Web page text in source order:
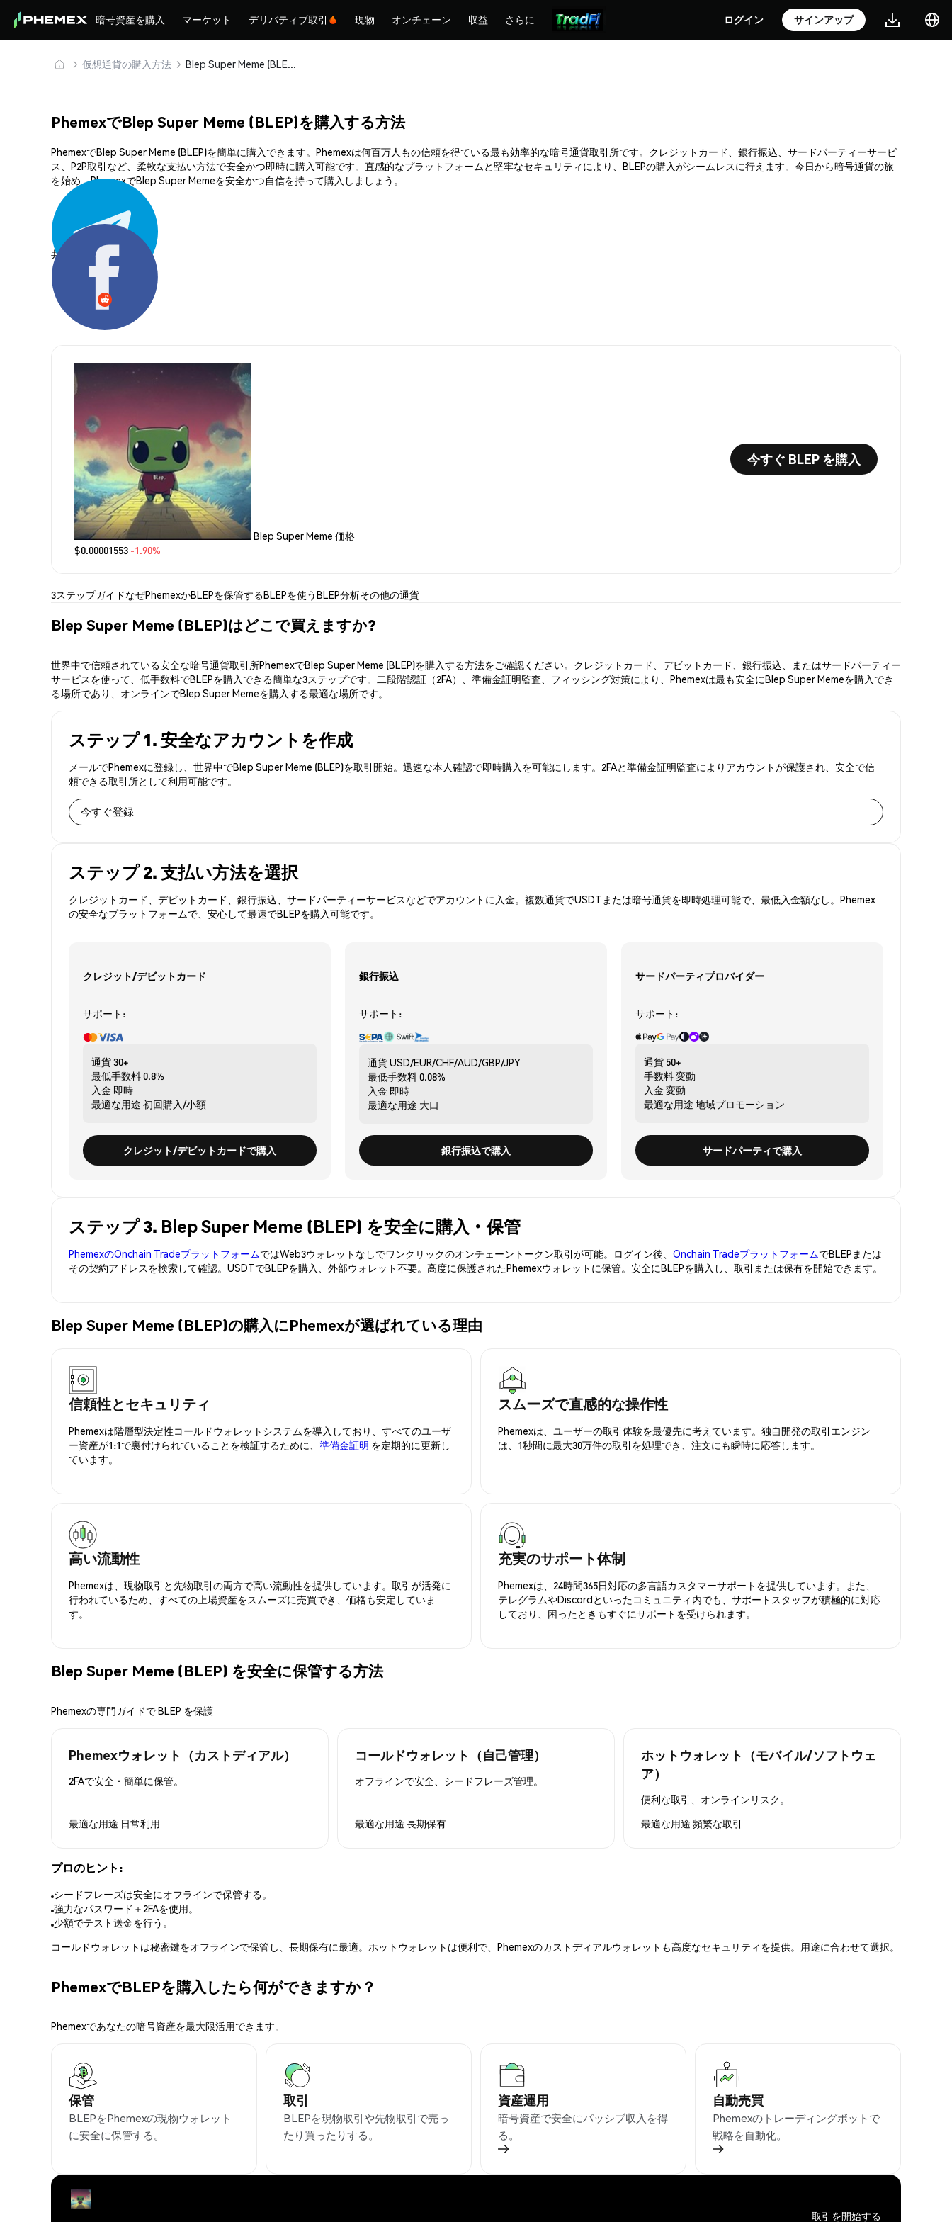
暗号資産を購入 マーケット デリバティブ取引 現物 オンチェーン 収益 さらに ログイン サインアップ
仮想通貨の購入方法 Blep Super Meme (BLEP) を安全に購入・保管
PhemexでBlep Super Meme (BLEP)を購入する方法
PhemexでBlep Super Meme (BLEP)を簡単に購入できます。Phemexは何百万人もの信頼を得ている最も効率的な暗号通貨取引所です。クレジットカード、銀行振込、サードパーティーサービ
ス、P2P取引など、柔軟な支払い方法で安全かつ即時に購入可能です。直感的なプラットフォームと堅牢なセキュリティにより、BLEPの購入がシームレスに行えます。今日から暗号通貨の旅
を始め、PhemexでBlep Super Memeを安全かつ自信を持って購入しましょう。
共有する:
Blep Super Meme 価格
$0.00001553 -1.90%
今すぐ BLEP を購入
3ステップガイドなぜPhemexかBLEPを保管するBLEPを使うBLEP分析その他の通貨
Blep Super Meme (BLEP)はどこで買えますか?
世界中で信頼されている安全な暗号通貨取引所PhemexでBlep Super Meme (BLEP)を購入する方法をご確認ください。クレジットカード、デビットカード、銀行振込、またはサードパーティー
サービスを使って、低手数料でBLEPを購入できる簡単な3ステップです。二段階認証（2FA）、準備金証明監査、フィッシング対策により、Phemexは最も安全にBlep Super Memeを購入でき
る場所であり、オンラインでBlep Super Memeを購入する最適な場所です。
ステップ 1. 安全なアカウントを作成
メールでPhemexに登録し、世界中でBlep Super Meme (BLEP)を取引開始。迅速な本人確認で即時購入を可能にします。2FAと準備金証明監査によりアカウントが保護され、安全で信
頼できる取引所として利用可能です。
今すぐ登録
ステップ 2. 支払い方法を選択
クレジットカード、デビットカード、銀行振込、サードパーティーサービスなどでアカウントに入金。複数通貨でUSDTまたは暗号通貨を即時処理可能で、最低入金額なし。Phemex
の安全なプラットフォームで、安心して最速でBLEPを購入可能です。
クレジット/デビットカード
サポート:
通貨30+
最低手数料0.8%
入金 即時
最適な用途 初回購入/小額
クレジット/デビットカードで購入
銀行振込
サポート:
通貨USD/EUR/CHF/AUD/GBP/JPY
最低手数料0.08%
入金 即時
最適な用途 大口
銀行振込で購入
サードパーティプロバイダー
サポート:
通貨 50+
手数料変動
入金 変動
最適な用途 地域プロモーション
サードパーティで購入
ステップ 3. Blep Super Meme (BLEP) を安全に購入・保管
PhemexのOnchain TradeプラットフォームではWeb3ウォレットなしでワンクリックのオンチェーントークン取引が可能。ログイン後、 Onchain TradeプラットフォームでBLEPまたは
その契約アドレスを検索して確認。USDTでBLEPを購入、外部ウォレット不要。高度に保護されたPhemexウォレットに保管。安全にBLEPを購入し、取引または保有を開始できます。
Blep Super Meme (BLEP)の購入にPhemexが選ばれている理由
信頼性とセキュリティ
Phemexは階層型決定性コールドウォレットシステムを導入しており、すべてのユーザ
ー資産が1:1で裏付けられていることを検証するために、 準備金証明 を定期的に更新し
ています。
スムーズで直感的な操作性
Phemexは、ユーザーの取引体験を最優先に考えています。独自開発の取引エンジン
は、1秒間に最大30万件の取引を処理でき、注文にも瞬時に応答します。
高い流動性
Phemexは、現物取引と先物取引の両方で高い流動性を提供しています。取引が活発に
行われているため、すべての上場資産をスムーズに売買でき、価格も安定していま
す。
充実のサポート体制
Phemexは、24時間365日対応の多言語カスタマーサポートを提供しています。また、
テレグラムやDiscordといったコミュニティ内でも、サポートスタッフが積極的に対応
しており、困ったときもすぐにサポートを受けられます。
Blep Super Meme (BLEP) を安全に保管する方法
Phemexの専門ガイドで BLEP を保護
Phemexウォレット（カストディアル）
2FAで安全・簡単に保管。
最適な用途 日常利用
コールドウォレット（自己管理）
オフラインで安全、シードフレーズ管理。
最適な用途 長期保有
ホットウォレット（モバイル/ソフトウェ
ア）
便利な取引、オンラインリスク。
最適な用途 頻繁な取引
プロのヒント:
シードフレーズは安全にオフラインで保管する。
強力なパスワード＋2FAを使用。
少額でテスト送金を行う。
コールドウォレットは秘密鍵をオフラインで保管し、長期保有に最適。ホットウォレットは便利で、Phemexのカストディアルウォレットも高度なセキュリティを提供。用途に合わせて選択。
PhemexでBLEPを購入したら何ができますか？
Phemexであなたの暗号資産を最大限活用できます。
保管
BLEPをPhemexの現物ウォレット
に安全に保管する。
取引
BLEPを現物取引や先物取引で売っ
たり買ったりする。
資産運用
暗号資産で安全にパッシブ収入を得
る。
自動売買
Phemexのトレーディングボットで
戦略を自動化。
取引を開始する